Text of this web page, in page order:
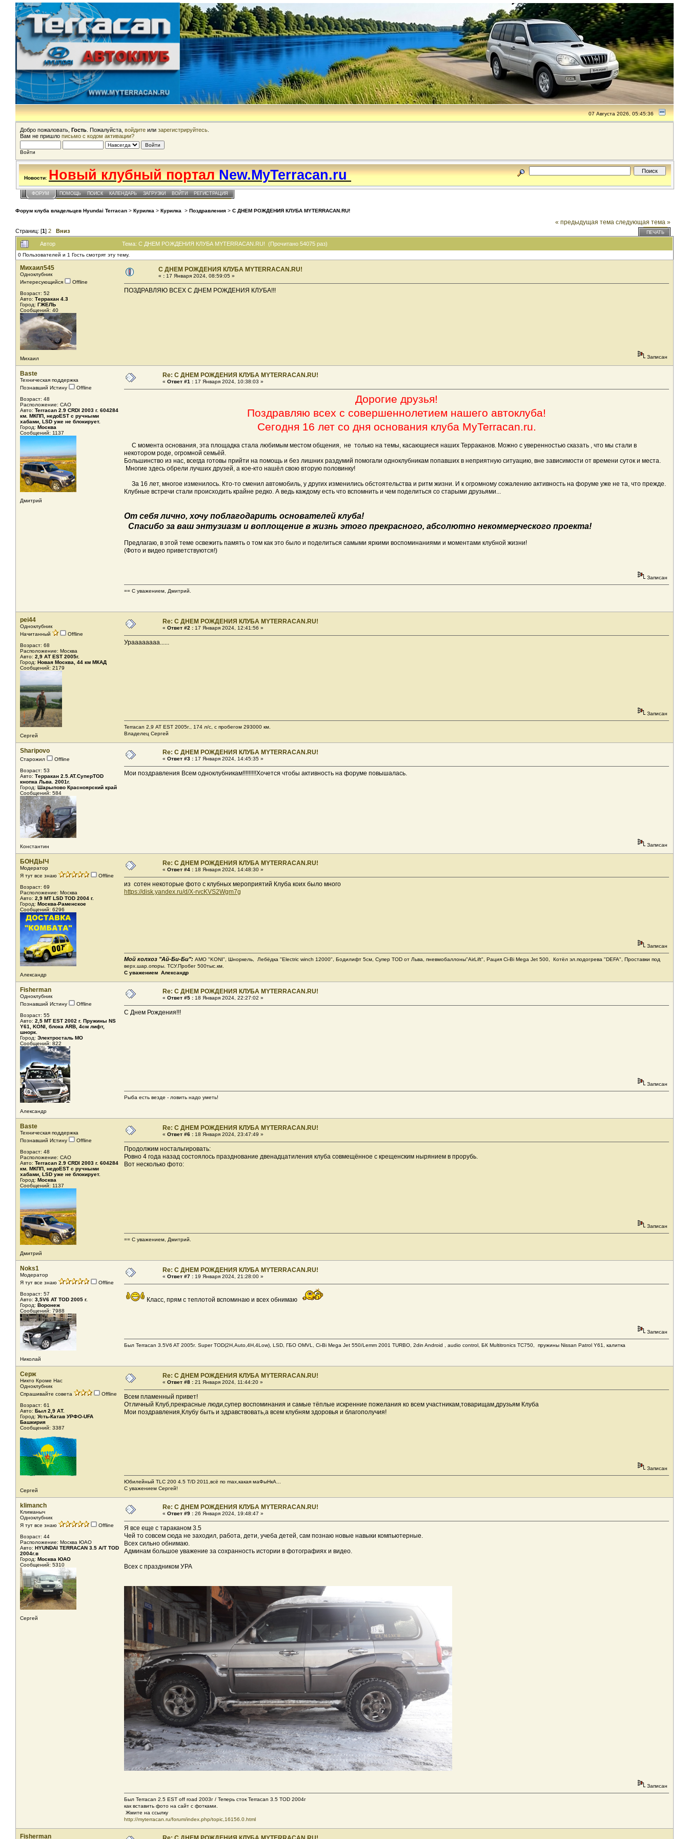
07 Августа 2026, 05:45:36
Добро пожаловать, Гость . Пожалуйста, войдите или зарегистрируйтесь
Вам не пришло письмо с кодом активации?
Войти
Новости: Новый клубный порталNew.MyTerracan.ru
ФОРУМ ПОМОЩЬ ПОИСК КАЛЕНДАРЬ ЗАГРУЗКИ ВОЙТИ РЕГИСТРАЦИЯ
Форум клуба владельцев Hyundai Terracan > Курилка > Курилка > Поздравления > С ДНЕМ РОЖДЕНИЯ КЛУБА MYTERRACAN.RU!
Страниц: [1] 2 Вниз
« предыдущая тема следующая тема »
ПЕЧАТЬ
Автор Тема: С ДНЕМ РОЖДЕНИЯ КЛУБА MYTERRACAN.RU! (Прочитано 54075 раз)
0 Пользователей и 1 Гость смотрят эту тему.
Михаил545
Одноклубник
Интересующийся
Offline
Возраст: 52
Авто: Терракан 4.3
Город: ГЖЕЛЬ
Сообщений: 40
Михаил
С ДНЕМ РОЖДЕНИЯ КЛУБА MYTERRACAN.RU!
« : 17 Января 2024, 08:59:05 »
ПОЗДРАВЛЯЮ ВСЕХ С ДНЕМ РОЖДЕНИЯ КЛУБА!!!
Записан
Baste
Техническая поддержка
Познавший Истину
Offline
Возраст: 48
Расположение: САО
Авто: Terracan 2.9 CRDI 2003 г. 604284
км. МКПП, недоEST с ручными
хабами, LSD уже не блокирует.
Город: Москва
Сообщений: 1137
Дмитрий
Re: С ДНЕМ РОЖДЕНИЯ КЛУБА MYTERRACAN.RU!
« Ответ #1 : 17 Января 2024, 10:38:03 »
Дорогие друзья!
Поздравляю всех с совершеннолетием нашего автоклуба!
Сегодня 16 лет со дня основания клуба MyTerracan.ru.
С момента основания, эта площадка стала любимым местом общения, не только на темы, касающиеся наших Терраканов. Можно с уверенностью сказать , что мы стали в
некотором роде, огромной семьёй.
Большинство из нас, всегда готовы прийти на помощь и без лишних раздумий помогали одноклубникам попавших в неприятную ситуацию, вне зависимости от времени суток и места.
Многие здесь обрели лучших друзей, а кое-кто нашёл свою вторую половинку!
За 16 лет, многое изменилось. Кто-то сменил автомобиль, у других изменились обстоятельства и ритм жизни. И к огромному сожалению активность на форуме уже не та, что прежде.
Клубные встречи стали происходить крайне редко. А ведь каждому есть что вспомнить и чем поделиться со старыми друзьями...
От себя лично, хочу поблагодарить основателей клуба!
Спасибо за ваш энтузиазм и воплощение в жизнь этого прекрасного, абсолютно некоммерческого проекта!
Предлагаю, в этой теме освежить память о том как это было и поделиться самыми яркими воспоминаниями и моментами клубной жизни!
(Фото и видео приветствуются!)
Записан
== С уважением, Дмитрий.
pei44
Одноклубник
Начитанный
Offline
Возраст: 68
Расположение: Москва
Авто: 2,9 АТ EST 2005г.
Город: Новая Москва, 44 км МКАД
Сообщений: 2179
Сергей
Re: С ДНЕМ РОЖДЕНИЯ КЛУБА MYTERRACAN.RU!
« Ответ #2 : 17 Января 2024, 12:41:56 »
Ураааааааа......
Записан
Terracan 2,9 АТ EST 2005г., 174 л/с, с пробегом 293000 км.
Владелец Сергей
Sharipovo
Старожил
Offline
Возраст: 53
Авто: Терракан 2.5.AT.СуперTOD
кнопка Льва. 2001г.
Город: Шарыпово Красноярский край
Сообщений: 584
Константин
Re: С ДНЕМ РОЖДЕНИЯ КЛУБА MYTERRACAN.RU!
« Ответ #3 : 17 Января 2024, 14:45:35 »
Мои поздравления Всем одноклубникам!!!!!!!!!Хочется чтобы активность на форуме повышалась.
Записан
БОНДЫЧ
Модератор
Я тут все знаю
Offline
Возраст: 69
Расположение: Москва
Авто: 2,9 МТ LSD ТОD 2004 г.
Город: Москва-Раменское
Сообщений: 6296
Александр
Re: С ДНЕМ РОЖДЕНИЯ КЛУБА MYTERRACAN.RU!
« Ответ #4 : 18 Января 2024, 14:48:30 »
из сотен некоторые фото с клубных мероприятий Клуба коих было много
https://disk.yandex.ru/d/X-rvcKVS2Wgm7g
Записан
Мой колхоз "Ай-Би-Би": АМО "KONI", Шноркель, Лебёдка "Еlectric winch 12000", Бодилифт 5см, Супер TOD от Льва, пневмобаллоны"AirLift", Рация Ci-Bi Mega Jet 500, Котёл эл.подогрева "DEFA", Проставки под
верх.шар.опоры. ТСУ.Пробег 500тыс.км.
С уважением Александр
Fisherman
Одноклубник
Познавший Истину
Offline
Возраст: 55
Авто: 2,5 MT EST 2002 г. Пружины NS
Y61, KONI, блока ARB, 4см лифт,
шнорк.
Город: Электросталь МО
Сообщений: 822
Александр
Re: С ДНЕМ РОЖДЕНИЯ КЛУБА MYTERRACAN.RU!
« Ответ #5 : 18 Января 2024, 22:27:02 »
С Днем Рождения!!!
Записан
Рыба есть везде - ловить надо уметь!
Baste
Техническая поддержка
Познавший Истину
Offline
Возраст: 48
Расположение: САО
Авто: Terracan 2.9 CRDI 2003 г. 604284
км. МКПП, недоEST с ручными
хабами, LSD уже не блокирует.
Город: Москва
Сообщений: 1137
Дмитрий
Re: С ДНЕМ РОЖДЕНИЯ КЛУБА MYTERRACAN.RU!
« Ответ #6 : 18 Января 2024, 23:47:49 »
Продолжим ностальгировать:
Ровно 4 года назад состоялось празднование двенадцатиления клуба совмещённое с крещенским нырянием в прорубь.
Вот несколько фото:
Записан
== С уважением, Дмитрий.
Noks1
Модератор
Я тут все знаю
Offline
Возраст: 57
Авто: 3,5V6 AT TOD 2005 г.
Город: Воронеж
Сообщений: 7988
Николай
Re: С ДНЕМ РОЖДЕНИЯ КЛУБА MYTERRACAN.RU!
« Ответ #7 : 19 Января 2024, 21:28:00 »
Класс, прям с теплотой вспоминаю и всех обнимаю
Записан
Был Terracan 3.5V6 AT 2005г. Super TOD(2H,Auto,4H,4Low), LSD, ГБО OMVL, Ci-Bi Mega Jet 550/Lemm 2001 TURBO, 2din Android , audio control, БК Мultitronics TC750, пружины Nissan Patrol Y61, калитка
Серж
Никто Кроме Нас
Одноклубник
Спрашивайте совета
Offline
Возраст: 61
Авто: Был 2,9 АТ.
Город: Усть-Катав УРФО-UFA
Башкирия
Сообщений: 3387
Сергей
Re: С ДНЕМ РОЖДЕНИЯ КЛУБА MYTERRACAN.RU!
« Ответ #8 : 21 Января 2024, 11:44:20 »
Всем пламенный привет!
Отличный Клуб,прекрасные люди,супер воспоминания и самые тёплые искренние пожелания ко всем участникам,товарищам,друзьям Клуба
Мои поздравления,Клубу быть и здравствовать,а всем клубням здоровья и благополучия!
Записан
Юбилейный TLC 200 4.5 T/D 2011,всё по max,какая маФыНкА...
С уважением Сергей!
klimanch
Климаныч
Одноклубник
Я тут все знаю
Offline
Возраст: 44
Расположение: Москва ЮАО
Авто: HYUNDAI TERRACAN 3.5 A/T TOD
2004г.в
Город: Москва ЮАО
Сообщений: 5310
Сергей
Re: С ДНЕМ РОЖДЕНИЯ КЛУБА MYTERRACAN.RU!
« Ответ #9 : 26 Января 2024, 19:48:47 »
Я все еще с тараканом 3.5
Чей то совсем сюда не заходил, работа, дети, учеба детей, сам познаю новые навыки компьютерные.
Всех сильно обнимаю.
Админам большое уважение за сохранность истории в фотографиях и видео.
Всех с праздником УРА
Записан
Был Terracan 2.5 EST off road 2003г / Теперь сток Terracan 3.5 TOD 2004г
как вставить фото на сайт с фотками.
Жмите на ссылку
http://myterracan.ru/forum/index.php/topic,16156.0.html
Fisherman